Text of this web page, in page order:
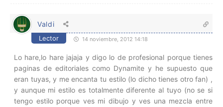
Valdi
Lector 14 noviembre, 2012 14:18
Lo hare,lo hare jajaja y digo lo de profesional porque tienes
paginas de editoriales como Dynamite y he supuesto que
eran tuyas, y me encanta tu estilo (lo dicho tienes otro fan) ,
y aunque mi estilo es totalmente diferente al tuyo (no se si
tengo estilo porque ves mi dibujo y ves una mezcla entre